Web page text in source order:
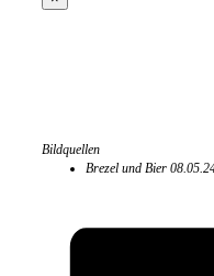
Bildquellen
Brezel und Bier